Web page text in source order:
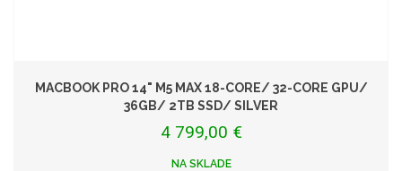
MACBOOK PRO 14" M5 MAX 18-CORE/ 32-CORE GPU/
36GB/ 2TB SSD/ SILVER
4 799,00 €
NA SKLADE